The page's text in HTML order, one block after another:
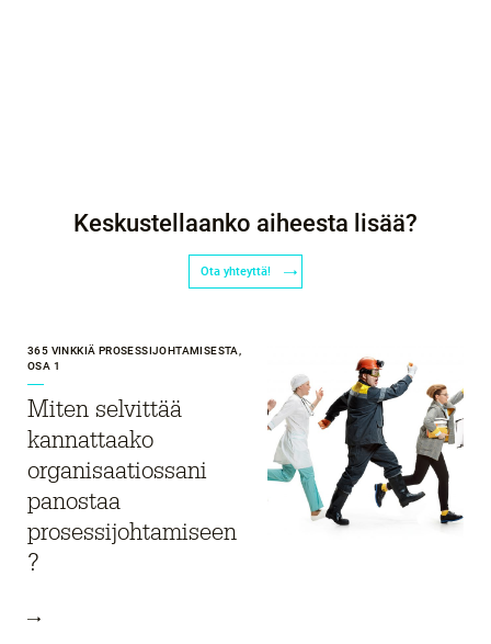
Keskustellaanko aiheesta lisää?
Ota yhteyttä!
365 VINKKIÄ PROSESSIJOHTAMISESTA,
OSA 1
Miten selvittää
kannattaako
organisaatiossani
panostaa
prosessijohtamiseen
?